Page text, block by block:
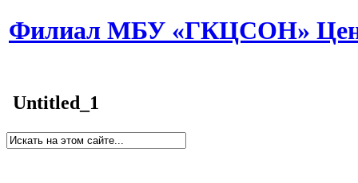
Филиал МБУ «ГКЦСОН»
Untitled_1